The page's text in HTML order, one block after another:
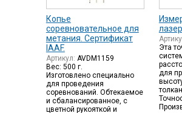
Копье
соревновательное для
метания. Сертификат
IAAF.
Артикул: AVDM1159
Вес: 500 г.
Изготовлено специально
для проведения
соревнований. Обтекаемое
и сбалансированное, с
цветной рукояткой и
Эта
для